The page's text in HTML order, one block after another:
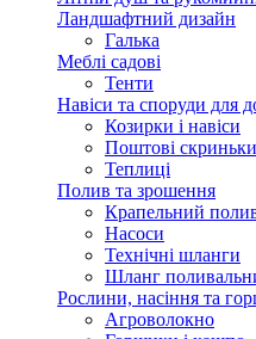
Ландшафтний дизайн
Галька
Меблі садові
Тенти
Навіси та споруди для
Козирки і навіси
Поштові скриньки
Теплиці
Полив та зрошення
Крапельний
Насоси
Технічні шланги
Шланг
Рослини, насіння та
Агроволокно